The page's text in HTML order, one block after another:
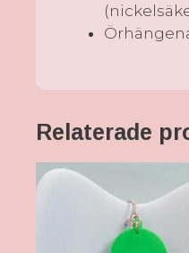
Relaterade